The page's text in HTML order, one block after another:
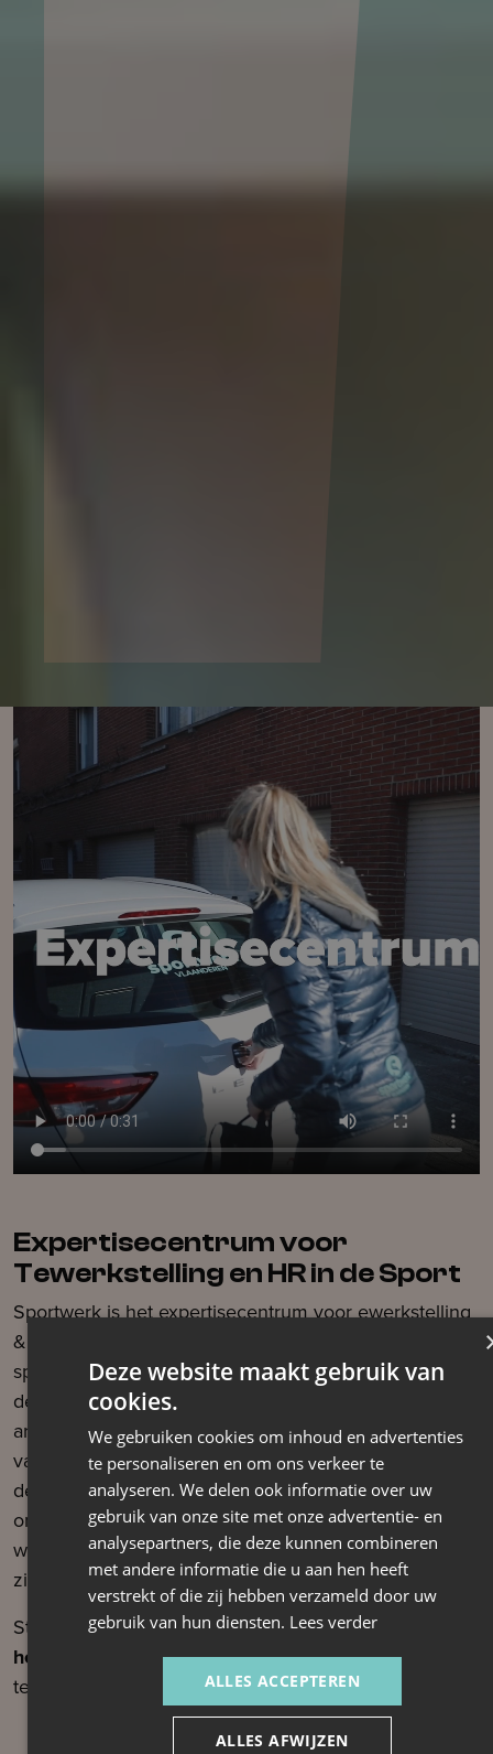
Expertisecentrum voor
Tewerkstelling en HR in de Sport
Sportwerk is het expertisecentrum voor ewerkstelling
& HR in de sport. We bieden expertise en advies aan
sportorganisaties over alles wat te maken heeft met
de omkadering van werknemers. Van
arbeidsvoorwaarden en verloning tot het ontwikkelen
van een professioneel personeelsbeleid. Wij helpen
de sportsector te versterken door een sterke en goed
ondersteunde werkomgeving te creëren. Zo zorgen
we voor een gezonde werkplek waar medewerkers
zich kunnen ontwikkelen en de sector kan groeien.
Stel je vraag rechtstreeks aan onze HR-experts
het contactformulierom sneller een gericht antwoord
te vinden voor jouw specifieke situatie.
Deze website maakt gebruik van
cookies.
We gebruiken cookies om inhoud en advertenties
te personaliseren en om ons verkeer te
analyseren. We delen ook informatie over uw
gebruik van onze site met onze advertentie- en
analysepartners, die deze kunnen combineren
met andere informatie die u aan hen heeft
verstrekt of die zij hebben verzameld door uw
gebruik van hun diensten. Lees verder
ALLES ACCEPTEREN
ALLES AFWIJZEN